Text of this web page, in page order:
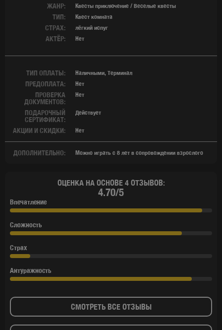
ЖАНР: Квесты приключение / Веселые квесты
ТИП: Квест комната
СТРАХ: лёгкий испуг
АКТЁР: Нет
ТИП ОПЛАТЫ: Наличными, Терминал
ПРЕДОПЛАТА: Нет
ПРОВЕРКА
ДОКУМЕНТОВ:
Нет
ПОДАРОЧНЫЙ
СЕРТИФИКАТ:
Действует
АКЦИИ И СКИДКИ: Нет
ОЦЕНКА НА ОСНОВЕ 4 ОТЗЫВОВ:
4.70/5
Впечатление
Сложность
Страх
Антуражность
СМОТРЕТЬ ВСЕ ОТЗЫВЫ
ДОПОЛНИТЕЛЬНО: Можно играть с 8 лет в сопровождении взрослого